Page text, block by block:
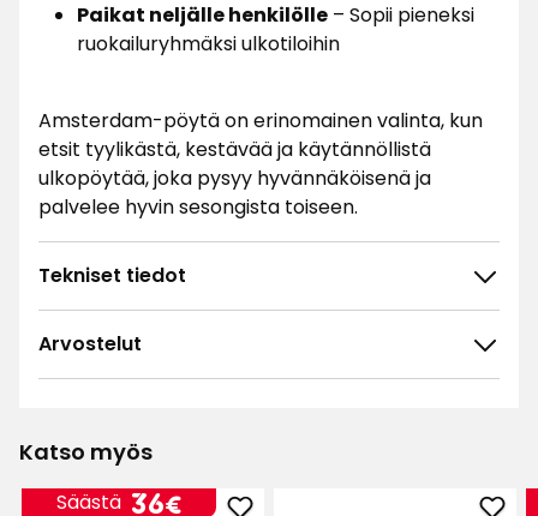
Paikat neljälle henkilölle – Sopii pieneksi
ruokailuryhmäksi ulkotiloihin
Amsterdam-pöytä on erinomainen valinta, kun
etsit tyylikästä, kestävää ja käytännöllistä
ulkopöytää, joka pysyy hyvännäköisenä ja
palvelee hyvin sesongista toiseen.
Tekniset tiedot
Arvostelut
4.6
Katso myös
Säästä Hinta
36€36